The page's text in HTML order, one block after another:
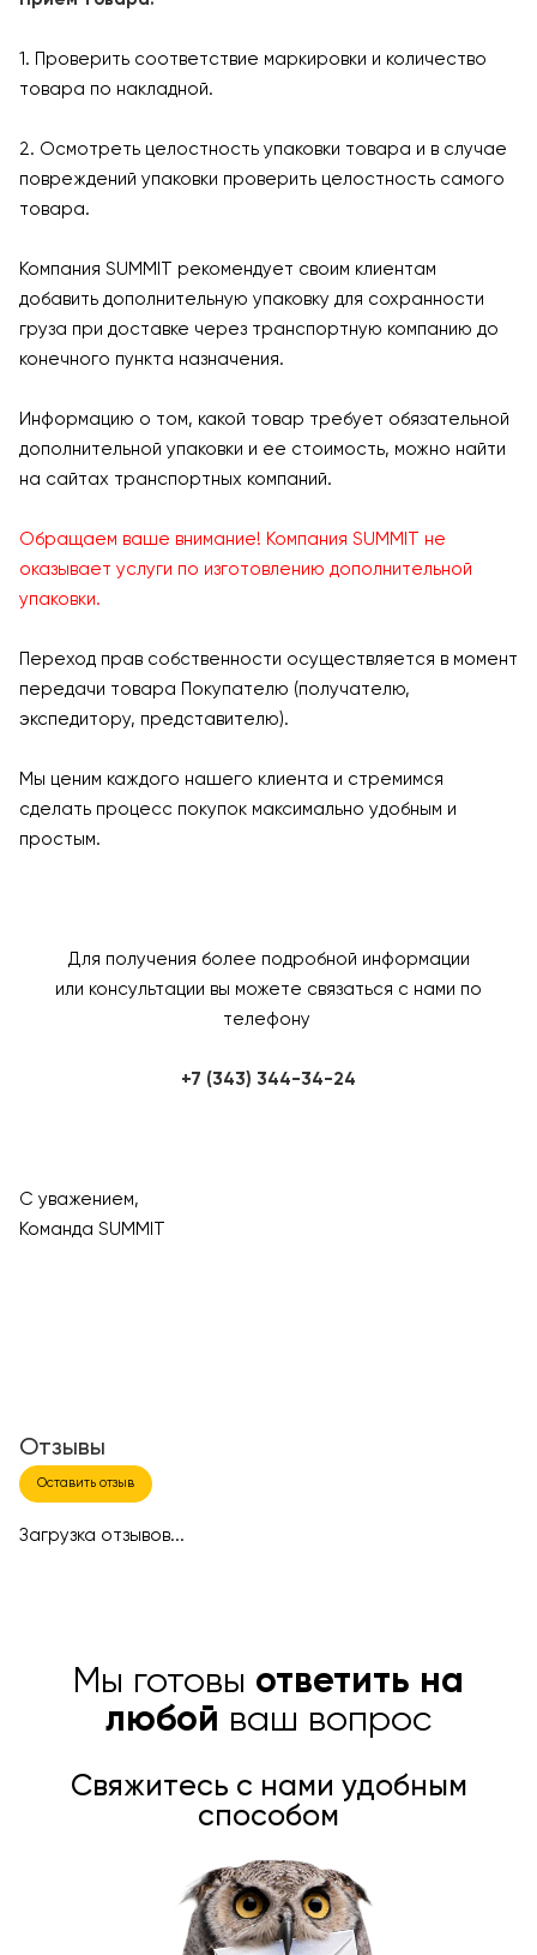
1. Проверить соответствие маркировки и количество
товара по накладной.
2. Осмотреть целостность упаковки товара и в случае
повреждений упаковки проверить целостность самого
товара.
Компания SUMMIT рекомендует своим клиентам
добавить дополнительную упаковку для сохранности
груза при доставке через транспортную компанию до
конечного пункта назначения.
Информацию о том, какой товар требует обязательной
дополнительной упаковки и ее стоимость, можно найти
на сайтах транспортных компаний.
Обращаем ваше внимание! Компания SUMMIT не
оказывает услуги по изготовлению дополнительной
упаковки.
Переход прав собственности осуществляется в момент
передачи товара Покупателю (получателю,
экспедитору, представителю).
Мы ценим каждого нашего клиента и стремимся
сделать процесс покупок максимально удобным и
простым.
Для получения более подробной информации
или консультации вы можете связаться с нами по
телефону
+7 (343) 344-34-24
С уважением,
Команда SUMMIT
Отзывы
Оставить отзыв
Загрузка отзывов...
Мы готовы ответить на
любой ваш вопрос
Свяжитесь с нами удобным
способом